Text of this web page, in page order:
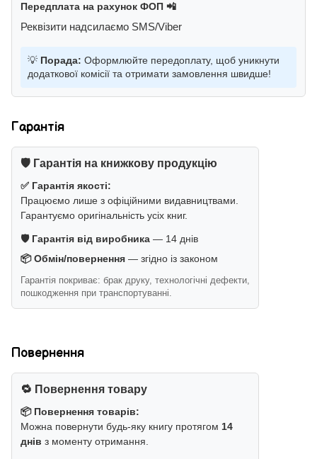
Передплата на рахунок ФОП 📲
Реквізити надсилаємо SMS/Viber
💡 Порада: Оформлюйте передоплату, щоб уникнути
додаткової комісії та отримати замовлення швидше!
Гарантія
🛡️ Гарантія на книжкову продукцію
✅ Гарантія якості:
Працюємо лише з офіційними видавництвами.
Гарантуємо оригінальність усіх книг.
🛡️ Гарантія від виробника — 14 днів
📦 Обмін/повернення — згідно із законом
Гарантія покриває: брак друку, технологічні дефекти,
пошкодження при транспортуванні.
Повернення
🔁 Повернення товару
📦 Повернення товарів:
Можна повернути будь-яку книгу протягом 14
днів з моменту отримання.